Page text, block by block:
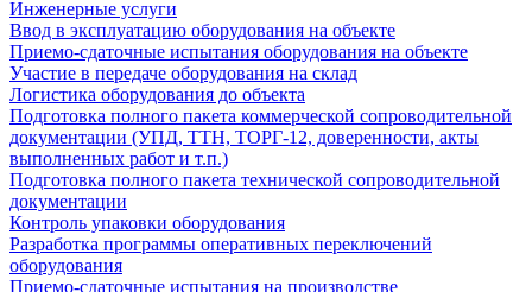
Инженерные услуги
Ввод в эксплуатацию оборудования на объекте
Приемо-сдаточные испытания оборудования на объекте
Участие в передаче оборудования на склад
Логистика оборудования до объекта
Подготовка полного пакета коммерческой сопроводительной
документации (УПД, ТТН, ТОРГ-12, доверенности, акты
выполненных работ и т.п.)
Подготовка полного пакета технической сопроводительной
документации
Контроль упаковки оборудования
Разработка программы оперативных переключений
оборудования
Приемо-сдаточные испытания на производстве